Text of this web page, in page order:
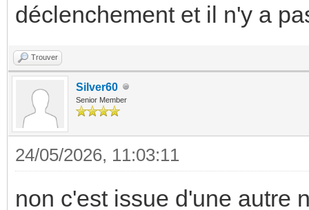
déclenchement et il n'y a
Trouver
Silver60
Senior Member
24/05/2026, 11:03:11
non c'est issue d'une autre